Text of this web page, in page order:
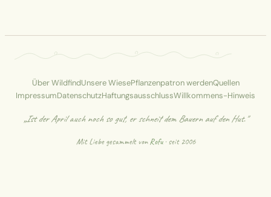
Über WildfindUnsere WiesePflanzenpatron werdenQuellen
ImpressumDatenschutzHaftungsausschlussWillkommens-Hinweis
„Ist der April auch noch so gut, er schneit dem Bauern auf den Hut."
Mit Liebe gesammelt vonRofu· seit 2006